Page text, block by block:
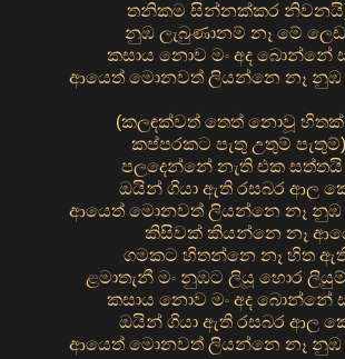
තනිකම සින්නක්කර
නුඹ ලැබුණානම් නෑ මේ
කසාය නොව මං අද බොන්නේ
ආයෙත් මොනවත් ලියන්නෙ නෑ
(කලඳක්වත් තෙත් නොවූ හිතක්
කප්පරකට පැතු උතුම්
පලදෙන්නේ නැති එක සත්තයි
ඔයින් ගියා ඇති රසබර ආල
ආයෙත් මොනවත් ලියන්නෙ නෑ
කිසිවක් කියන්නෙ නෑ
ගමකට හිතන්නෙ නෑ හිත
ළමාතැනී මං නුඹට ලියූ හොර ලියුම්
කසාය නොව මං අද බොන්නේ
ඔයින් ගියා ඇති රසබර ආල
ආයෙත් මොනවත් ලියන්නෙ නෑ